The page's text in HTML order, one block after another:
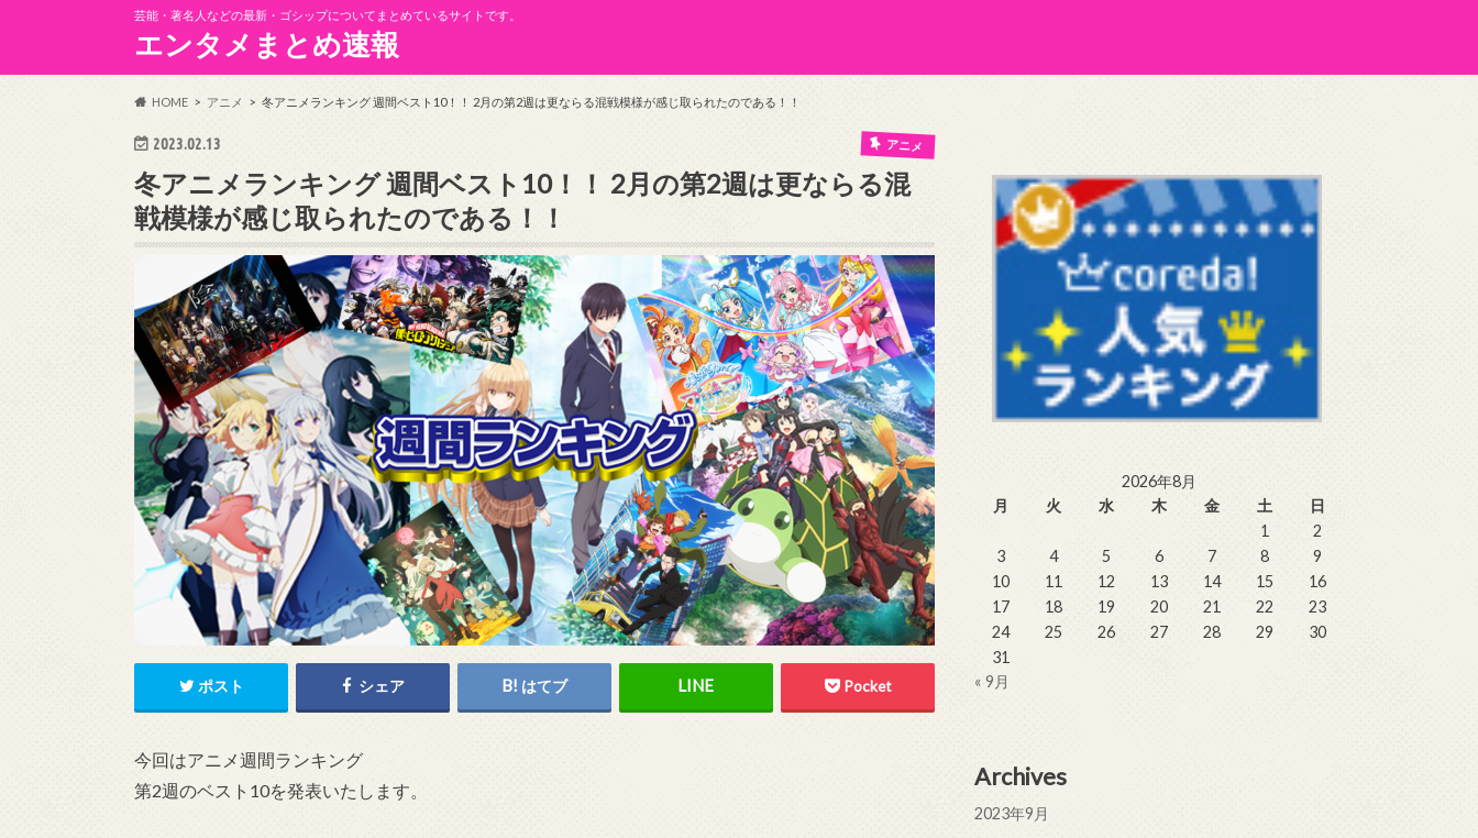
芸能・著名人などの最新・ゴシップについてまとめているサイトです。
エンタメまとめ速報
HOME アニメ 冬アニメランキング 週間ベスト10！！ 2月の第2週は更ならる混戦模様が感じ取られたのである！！
2023.02.13 アニメ
冬アニメランキング 週間ベスト10！！ 2月の第2週は更ならる混
戦模様が感じ取られたのである！！
ポスト シェア はてブ Pocket
今回はアニメ週間ランキング
第2週のベスト10を発表いたします。
2026年8月
月
火 水 木 金 土
日
1
2
3
4 5 6 7 8
9
10
11 12 13 14 15
16
17
18 19 20 21 22
23
24
25 26 27 28 29
30
31
« 9月
Archives
2023年9月